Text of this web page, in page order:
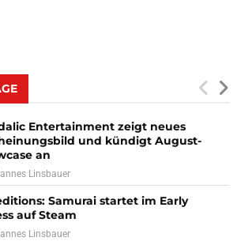
Entertainment zeigt neues
und kündigt August-
an
Linsbauer
Samurai startet im Early
auf Steam
Linsbauer